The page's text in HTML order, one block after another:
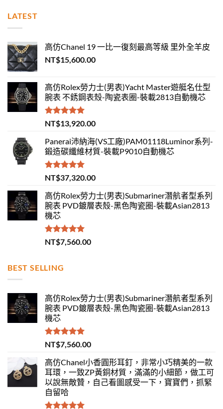
LATEST
高仿Chanel 19 一比一復刻最高等級 里外全羊皮
NT$15,600.00
高仿Rolex勞力士(男表)Yacht Master遊艇名仕型
腕表 不銹鋼表殼-陶瓷表圈-裝載2813自動機芯
評分5.00
滿分 5
NT$13,920.00
Panerai沛納海(VS工廠)PAM01118Luminor系列-
鍛造碳纖維材質-裝載P9010自動機芯
評分5.00
滿分 5
NT$37,320.00
高仿Rolex勞力士(男表)Submariner潛航者型系列
腕表 PVD鍍層表殼-黑色陶瓷圈-裝載Asian2813
機芯
評分 5.00
滿分 5
NT$7,560.00
BEST SELLING
高仿Rolex勞力士(男表)Submariner潛航者型系列
腕表 PVD鍍層表殼-黑色陶瓷圈-裝載Asian2813
機芯
評分 5.00
滿分 5
NT$7,560.00
高仿Chanel小香圓形耳釘，非常小巧精美的一款
耳環，一致ZP黃銅材質，滿滿的小細節，做工可
以說無敵贊，自己看圖感受一下，寶寶們，抓緊
自留哈